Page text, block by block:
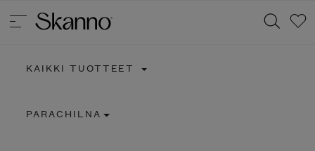
KAIKKI TUOTTEET
PARACHILNA